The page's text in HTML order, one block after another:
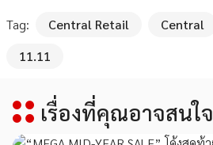
Tag: Central Retail Central
11.11
เรื่องที่คุณอาจสนใจ